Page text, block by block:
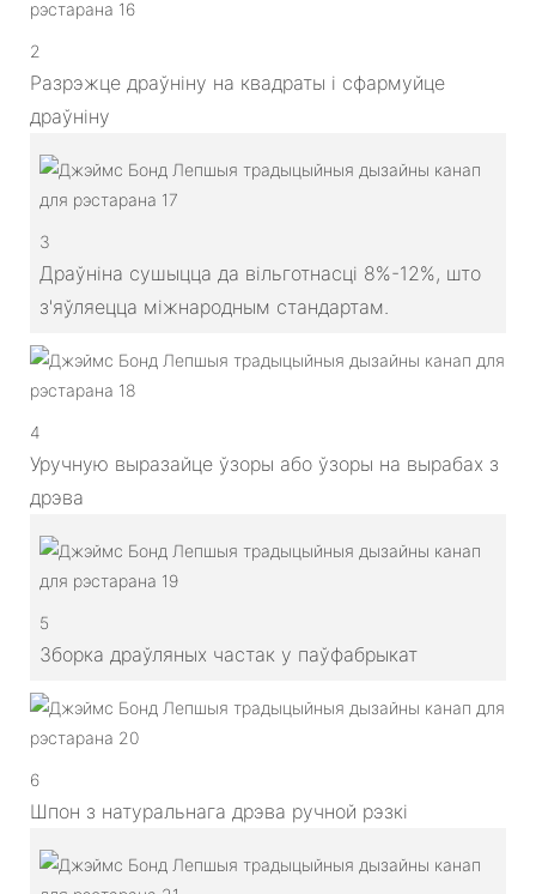
2
Разрэжце драўніну на квадраты і сфармуйце
драўніну
3
Драўніна сушыцца да вільготнасці 8%-12%, што
з'яўляецца міжнародным стандартам.
4
Уручную выразайце ўзоры або ўзоры на вырабах з
дрэва
5
Зборка драўляных частак у паўфабрыкат
6
Шпон з натуральнага дрэва ручной рэзкі